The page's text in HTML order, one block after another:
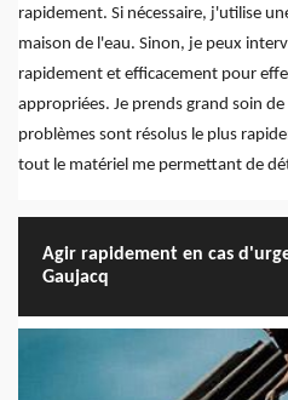
rapidement. Si nécessaire, j'utilise
maison de l'eau. Sinon, je peux
rapidement et efficacement pour
appropriées. Je prends grand soin
problèmes sont résolus le plus
tout le matériel me permettant de
Agir rapidement en cas
Gaujacq